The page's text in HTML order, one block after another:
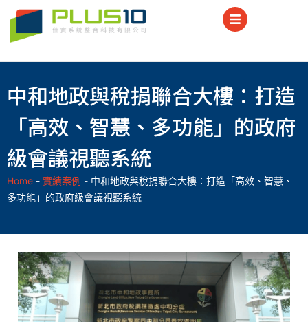
中和地政與稅捐聯合大樓：打造
「高效、智慧、多功能」的政府
級會議視聽系統
Home - 實績案例 - 中和地政與稅捐聯合大樓：打造「高效、智慧、
多功能」的政府級會議視聽系統